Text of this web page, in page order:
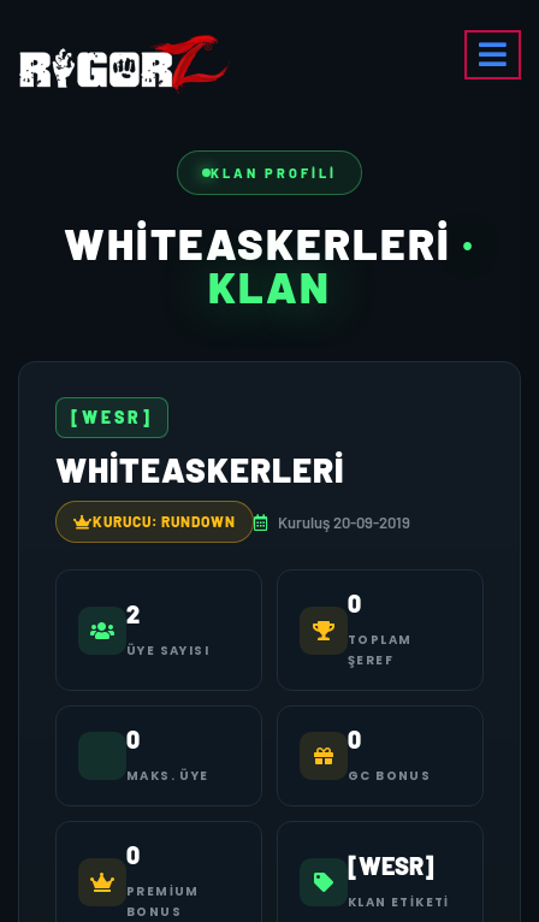
KLAN PROFILI
WHITEASKERLERI ·
KLAN
[WESR]
WHITEASKERLERI
KURUCU: RUNDOWN Kuruluş 20-09-2019
2
ÜYE SAYISI
0
TOPLAM
ŞEREF
0
MAKS. ÜYE
0
GC BONUS
0
PREMIUM
BONUS
[WESR]
KLAN ETIKETI